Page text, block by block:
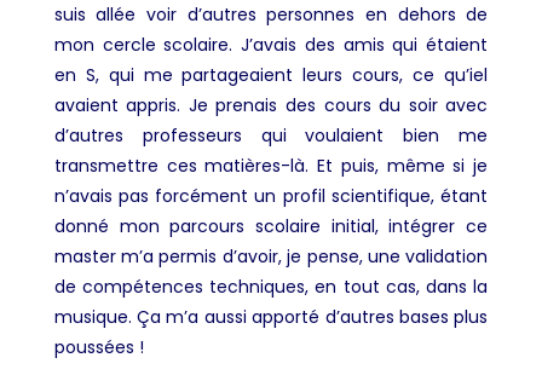
suis allée voir d’autres personnes en dehors de
mon cercle scolaire. J’avais des amis qui étaient
en S, qui me partageaient leurs cours, ce qu’iel
avaient appris. Je prenais des cours du soir avec
d’autres professeurs qui voulaient bien me
transmettre ces matières-là. Et puis, même si je
n’avais pas forcément un profil scientifique, étant
donné mon parcours scolaire initial, intégrer ce
master m’a permis d’avoir, je pense, une validation
de compétences techniques, en tout cas, dans la
musique. Ça m’a aussi apporté d’autres bases plus
poussées !